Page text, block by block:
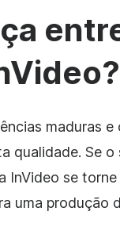
maduras
qualidade. Se
se
uma produção